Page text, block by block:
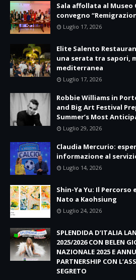
Sala affollata al
convegno
Luglio 17, 2026
Elite Salento
una serata tra sapori,
mediterranea
Luglio 17, 2026
Robbie Williams in
and Big Art Festival
Summer’s Most
Luglio 29, 2026
Claudia Mercurio:
informazione al
Luglio 14, 2026
Shin-Ya Yu: Il
Nato a Kaohsiung
Luglio 24, 2026
SPLENDIDA D’ITALIA
2025/2026 CON BELEN
NAZIONALE 2025 E
PARTNERSHIP CON
SEGRETO